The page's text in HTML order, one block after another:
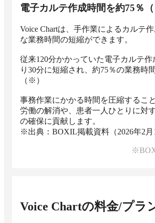
電子カルテ作成時間を約75％
Voice Chartは、手作業によるカルテ
な業務時間の短縮ができます。
従来120分かかっていた電子カルテ作
り30分に短縮され、約75％の業務時
（※）
事務作業にかかる時間を圧縮するこ
労働の解消や、患者一人ひとりに対
の確保に貢献します。
※出典：BOXIL掲載資料（2026年2月
Voice Chartの料金/プラ